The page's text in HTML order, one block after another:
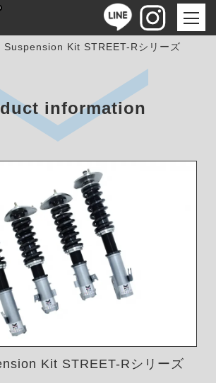
Suspension Kit STREET-Rシリーズ
information
Kit STREET-Rシリーズ